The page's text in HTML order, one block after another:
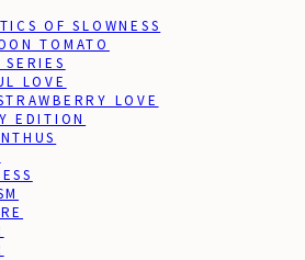
OF SLOWNESS
TOMATO
LOVE
LOVE
EDITION